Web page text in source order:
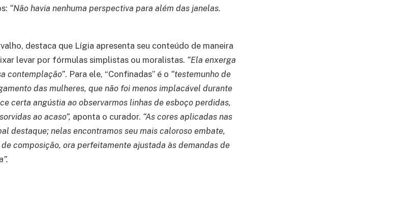
“Não havia nenhuma perspectiva para além das janelas.
destaca que Lígia apresenta seu conteúdo de maneira
levar por fórmulas simplistas ou moralistas. “Ela enxerga
contemplação”. Para ele, “Confinadas” é o “testemunho de
das mulheres, que não foi menos implacável durante
certa angústia ao observarmos linhas de esboço perdidas,
ao acaso”, aponta o curador. “As cores aplicadas nas
destaque; nelas encontramos seu mais caloroso embate,
composição, ora perfeitamente ajustada às demandas de